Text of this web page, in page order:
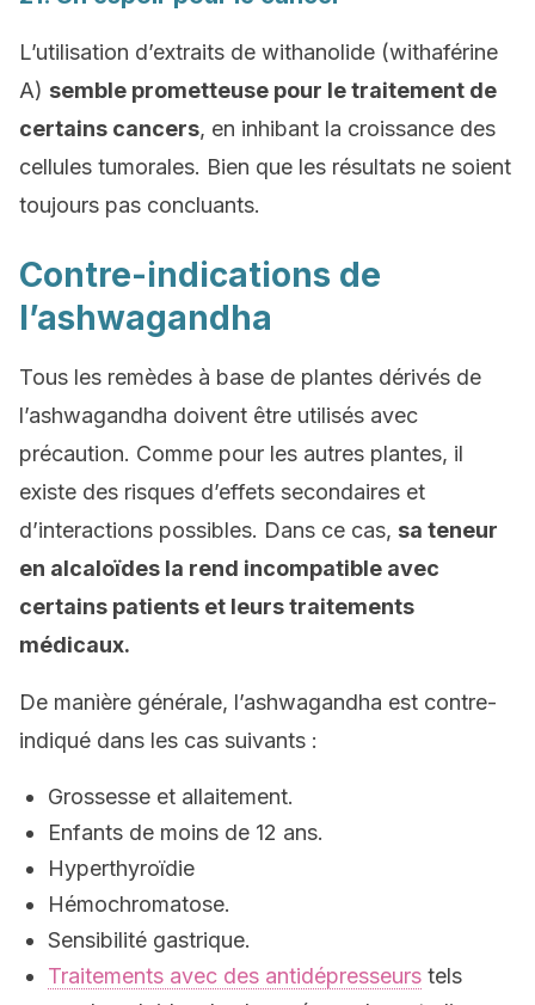
L’utilisation d’extraits de withanolide (withaférine
A) semble prometteuse pour le traitement de
certains cancers, en inhibant la croissance des
cellules tumorales. Bien que les résultats ne soient
toujours pas concluants.
Contre-indications de
l’ashwagandha
Tous les remèdes à base de plantes dérivés de
l’ashwagandha doivent être utilisés avec
précaution. Comme pour les autres plantes, il
existe des risques d’effets secondaires et
d’interactions possibles. Dans ce cas, sa teneur
en alcaloïdes la rend incompatible avec
certains patients et leurs traitements
médicaux.
De manière générale, l’ashwagandha est contre-
indiqué dans les cas suivants :
Grossesse et allaitement.
Enfants de moins de 12 ans.
Hyperthyroïdie
Hémochromatose.
Sensibilité gastrique.
Traitements avec des antidépresseurs tels